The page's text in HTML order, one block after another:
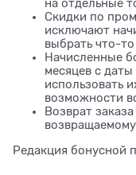
на отдельные
Скидки по
исключают
выбрать что-
Начисленные
месяцев с
использовать
возможности
Возврат
Редакция бонусной